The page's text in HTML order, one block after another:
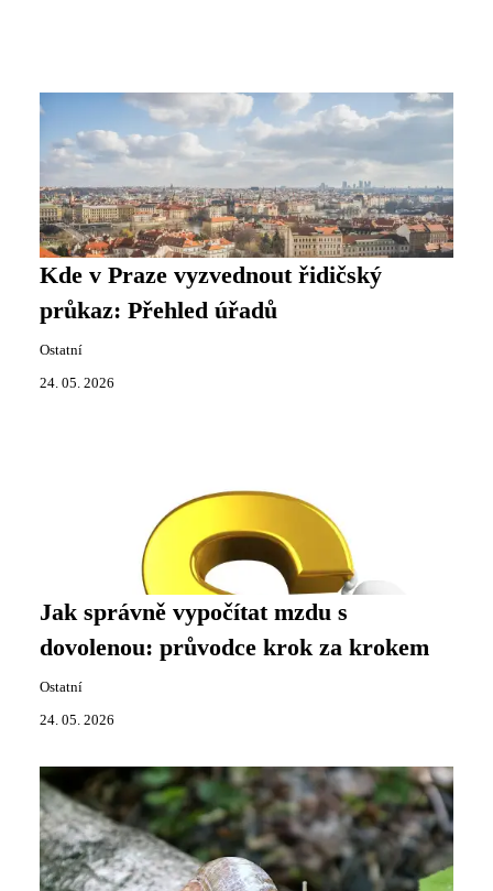
Kde v Praze vyzvednout řidičský
průkaz: Přehled úřadů
Ostatní
24. 05. 2026
Jak správně vypočítat mzdu s
dovolenou: průvodce krok za krokem
Ostatní
24. 05. 2026